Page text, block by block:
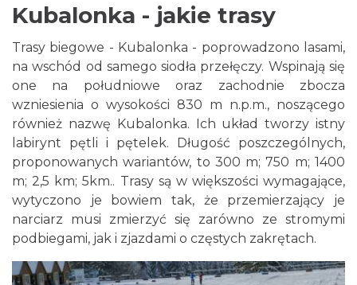
Kubalonka - jakie trasy
Trasy biegowe - Kubalonka - poprowadzono lasami,
na wschód od samego siodła przełęczy. Wspinają się
one na południowe oraz zachodnie zbocza
wzniesienia o wysokości 830 m n.p.m., noszącego
również nazwę Kubalonka. Ich układ tworzy istny
labirynt pętli i pętelek. Długość poszczególnych,
proponowanych wariantów, to 300 m; 750 m; 1400
m; 2,5 km; 5km.. Trasy są w większości wymagające,
wytyczono je bowiem tak, że przemierzający je
narciarz musi zmierzyć się zarówno ze stromymi
podbiegami, jak i zjazdami o częstych zakrętach.